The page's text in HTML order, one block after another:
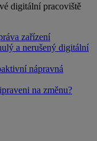
digitální pracoviště
zařízení
a nerušený digitální
nápravná
na změnu?